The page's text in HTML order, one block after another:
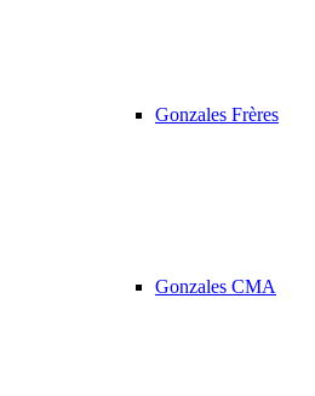
Gonzales Frères
Gonzales CMA